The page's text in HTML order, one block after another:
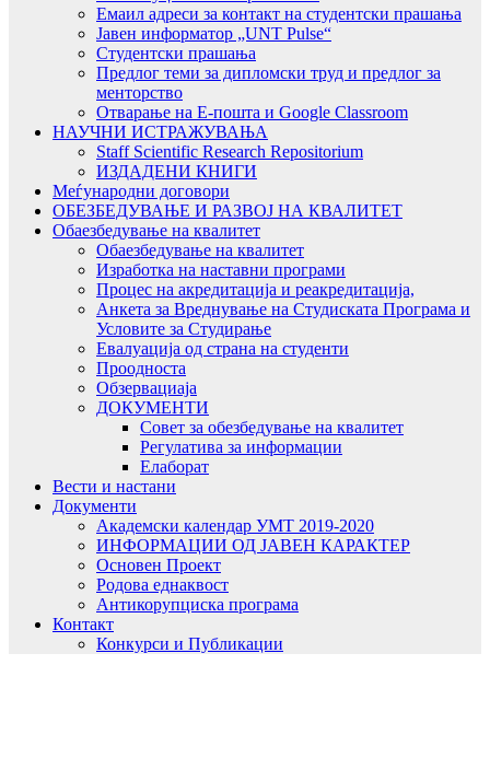
Емаил адреси за контакт на студентски прашања
Јавен информатор „UNT Pulse“
Студентски прашања
Предлог теми за дипломски труд и предлог за
менторство
Отварање на Е-пошта и Google Classroom
НАУЧНИ ИСТРАЖУВАЊА
Staff Scientific Research Repositorium
ИЗДАДЕНИ КНИГИ
Меѓународни договори
ОБЕЗБЕДУВАЊЕ И РАЗВОЈ НА КВАЛИТЕТ
Обаезбедување на квалитет
Обаезбедување на квалитет
Изработка на наставни програми
Процес на акредитација и реакредитација,
Анкета за Вреднување на Студиската Програма и
Условите за Студирање
Евалуација од страна на студенти
Проодноста
Обзервациаја
ДОКУМЕНТИ
Совет за обезбедување на квалитет
Регулатива за информации
Елаборат
Вести и настани
Документи
Академски календар УМТ 2019-2020
ИНФОРМАЦИИ ОД ЈАВЕН КАРАКТЕР
Основен Проект
Родова еднаквост
Антикорупциска програма
Контакт
Конкурси и Публикации